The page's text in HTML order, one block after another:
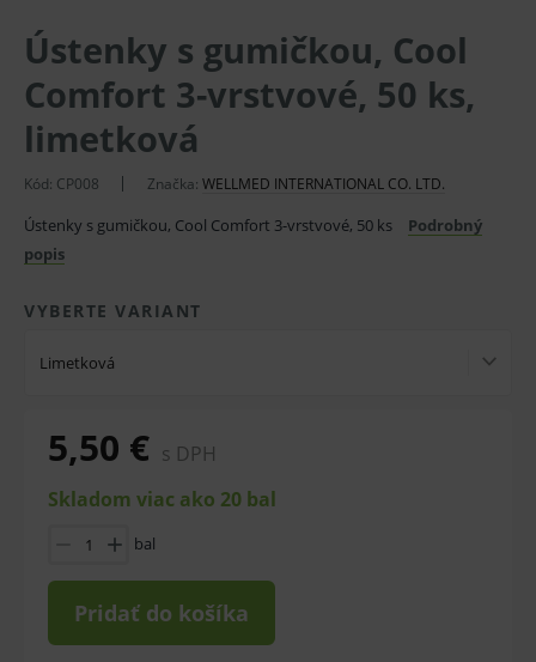
Ústenky s gumičkou, Cool
Comfort 3-vrstvové, 50 ks,
limetková
Kód: CP008 Značka: WELLMED INTERNATIONAL CO. LTD.
Ústenky s gumičkou, Cool Comfort 3-vrstvové, 50 ks
Podrobný
popis
VYBERTE VARIANT
Limetková
5,50 € s DPH
Skladom viac ako 20 bal
bal
Pridať do košíka